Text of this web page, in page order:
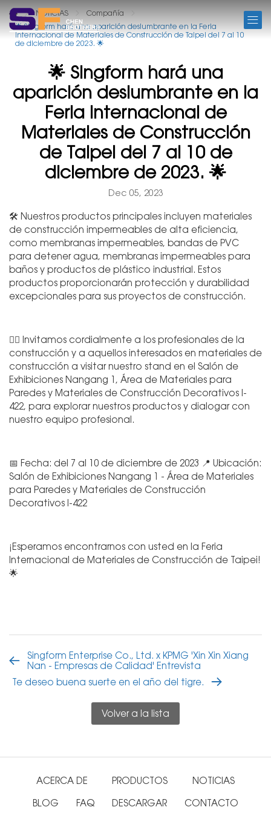
NOTICIAS
Compañía
🌟 Singform hará una aparición deslumbrante en la Feria
Internacional de Materiales de Construcción de Taipei del 7 al 10
de diciembre de 2023. 🌟
🌟 Singform hará una
aparición deslumbrante en la
Feria Internacional de
Materiales de Construcción
de Taipei del 7 al 10 de
diciembre de 2023. 🌟
Dec 05, 2023
🛠️ Nuestros productos principales incluyen materiales
de construcción impermeables de alta eficiencia,
como membranas impermeables, bandas de PVC
para detener agua, membranas impermeables para
baños y productos de plástico industrial. Estos
productos proporcionarán protección y durabilidad
excepcionales para sus proyectos de construcción.
👷‍♂️ Invitamos cordialmente a los profesionales de la
construcción y a aquellos interesados en materiales de
construcción a visitar nuestro stand en el Salón de
Exhibiciones Nangang 1, Área de Materiales para
Paredes y Materiales de Construcción Decorativos I-
422, para explorar nuestros productos y dialogar con
nuestro equipo profesional.
📅 Fecha: del 7 al 10 de diciembre de 2023 📍 Ubicación:
Salón de Exhibiciones Nangang 1 - Área de Materiales
para Paredes y Materiales de Construcción
Decorativos I-422
¡Esperamos encontrarnos con usted en la Feria
Internacional de Materiales de Construcción de Taipei!
🌟
Singform Enterprise Co., Ltd. x KPMG 'Xin Xin Xiang
Nan - Empresas de Calidad' Entrevista
Te deseo buena suerte en el año del tigre.
Volver a la lista
ACERCA DE PRODUCTOS NOTICIAS
BLOG FAQ DESCARGAR CONTACTO